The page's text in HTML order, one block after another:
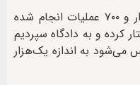
آقای همکار افزود: «به تعداد ۲۰ هزار و ۷۰۰ عملیات انجام شده
را گرفتار کرده و به دادگاه سپردیم
می‌شود به اندازه‌ یک‌هزار